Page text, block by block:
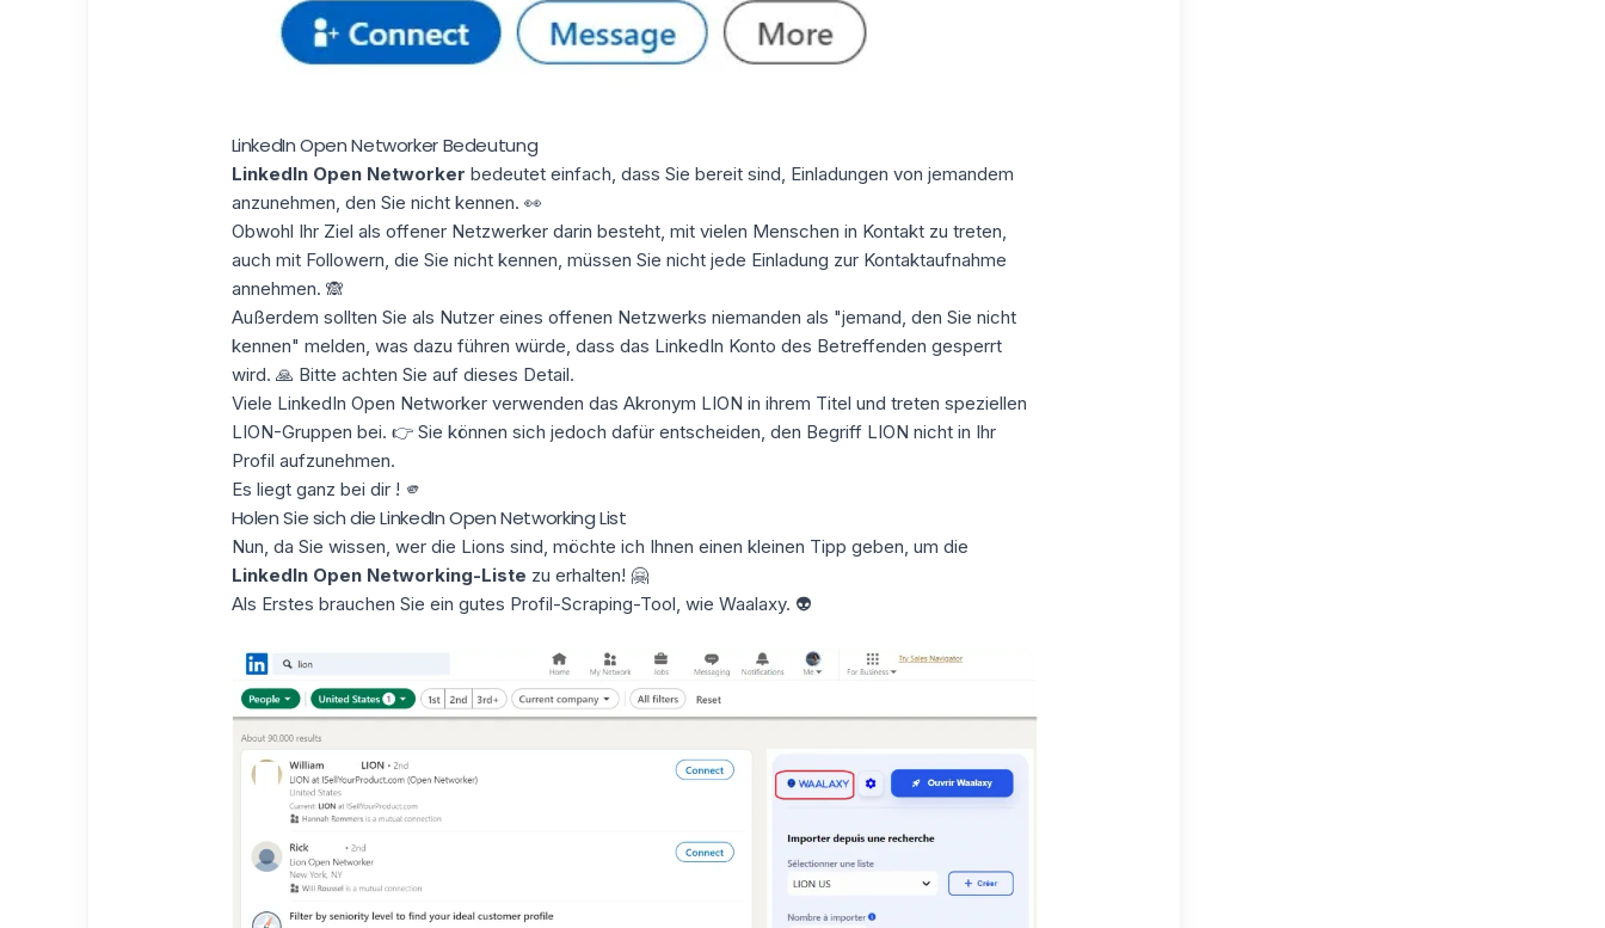
LinkedIn Open Networker Bedeutung
LinkedIn Open Networker bedeutet einfach, dass Sie bereit sind, Einladungen von jemandem
anzunehmen, den Sie nicht kennen. 👀
Obwohl Ihr Ziel als offener Netzwerker darin besteht, mit vielen Menschen in Kontakt zu treten,
auch mit Followern, die Sie nicht kennen, müssen Sie nicht jede Einladung zur Kontaktaufnahme
annehmen. 🙈
Außerdem sollten Sie als Nutzer eines offenen Netzwerks niemanden als "jemand, den Sie nicht
kennen" melden, was dazu führen würde, dass das LinkedIn Konto des Betreffenden gesperrt
wird. 🙏 Bitte achten Sie auf dieses Detail.
Viele LinkedIn Open Networker verwenden das Akronym LION in ihrem Titel und treten speziellen
LION-Gruppen bei. 👉 Sie können sich jedoch dafür entscheiden, den Begriff LION nicht in Ihr
Profil aufzunehmen.
Es liegt ganz bei dir ! 🫵
Holen Sie sich die LinkedIn Open Networking List
Nun, da Sie wissen, wer die Lions sind, möchte ich Ihnen einen kleinen Tipp geben, um die
LinkedIn Open Networking-Liste zu erhalten! 🤗
Als Erstes brauchen Sie ein gutes Profil-Scraping-Tool, wie Waalaxy. 👽